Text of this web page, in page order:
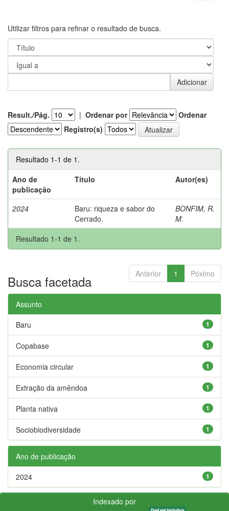
Utilizar filtros para refinar o resultado de busca.
Result./Pág. | Ordenar por
Ordenar
Registro(s)
Resultado 1-1 de 1.
Ano de
publicação
Título Autor(es)
2024
Baru: riqueza e sabor do
Cerrado.
BONFIM, R.
M.
Resultado 1-1 de 1.
Anterior 1 Póximo
Busca facetada
Assunto
1
Baru
1
Copabase
1
Economia circular
1
Extração da amêndoa
1
Planta nativa
1
Sociobiodiversidade
Ano de publicação
1
2024
Indexado por